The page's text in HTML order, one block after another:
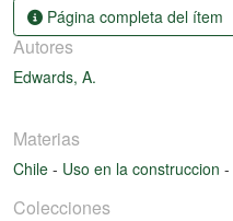
Página completa del ítem
Autores
Edwards, A.
Materias
Chile - Uso en la construccion -
Colecciones